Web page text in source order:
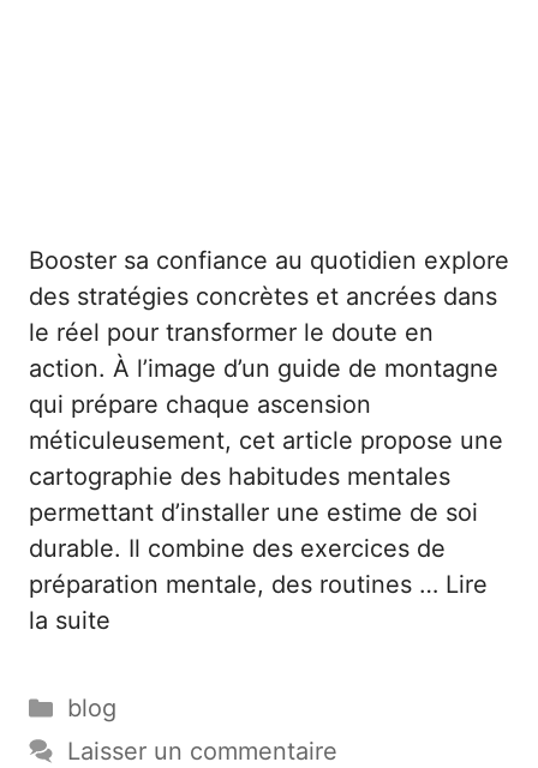
Booster sa confiance au quotidien explore
des stratégies concrètes et ancrées dans
le réel pour transformer le doute en
action. À l’image d’un guide de montagne
qui prépare chaque ascension
méticuleusement, cet article propose une
cartographie des habitudes mentales
permettant d’installer une estime de soi
durable. Il combine des exercices de
préparation mentale, des routines … Lire
la suite
Catégories
blog
Laisser un commentaire